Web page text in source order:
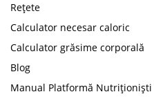
Rețete
Calculator necesar caloric
Calculator grăsime corporală
Blog
Manual Platformă Nutriționiști